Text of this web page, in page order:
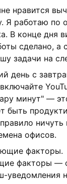
нравится
Я работаю по
В конце дня
сделано, а
задачи на
день с
минут" —
быть
офисов.
факторы.
факторы —
уведомления